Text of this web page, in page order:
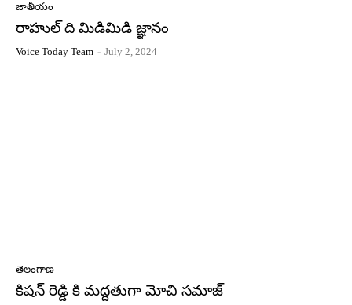
జాతీయం
రాహుల్ ది మిడిమిడి జ్ఞానం
Voice Today Team - July 2, 2024
తెలంగాణ
కిషన్ రెడ్డి కి మద్దతుగా మోచి సమాజ్